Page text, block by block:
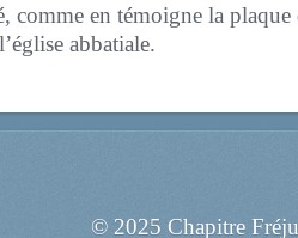
comme en témoigne la
abbatiale.
© 2025 Chapitre